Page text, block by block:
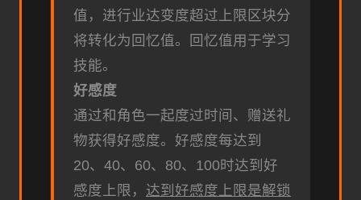
值，进行业达变度超过上限区块分
将转化为回忆值。
回忆值用于学习
技能。
好感度
通过和角色一起度过时间、赠送礼
物获得好感度。 好感度每达到
20、40、60、80、100时达到好
感度上限， 达到好感度上限是解锁